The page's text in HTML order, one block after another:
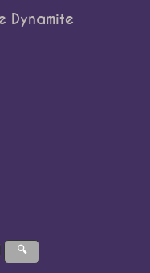
Dynamite